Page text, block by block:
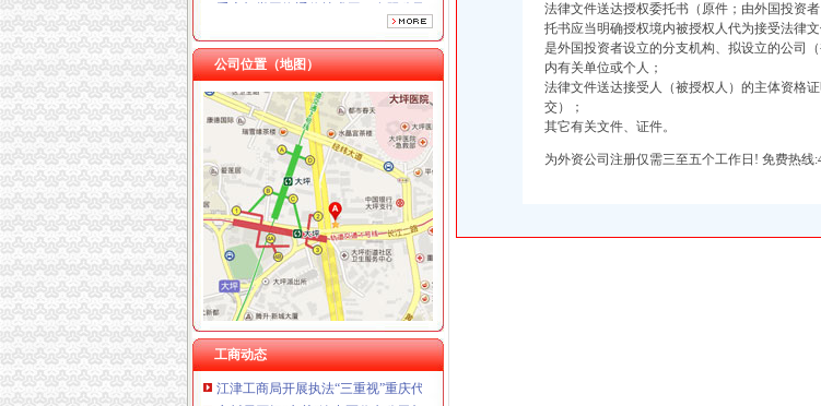
上海兆妩贸易有限公司重庆时代广场分公司 渝中 （工商注册）
杭州思锐贸易有限公司重庆分公司 渝中 （工商注册）
重庆百谷农业开发有限公司 渝中650万 （注册）
公司位置（地图）
工商动态
工商动态
江津局着力加非公有制经济的渝中区代办营业执照建工作
武隆局渝中区工商代办从七个方面着手认真落实温家宝总理重要批示
忠县行政审批服务大厅工商登记窗口获2005年度行政审批服务大厅综合考核第一名
江津局采取四项措施加春节市重庆代办营业执照场监管
南川个协积引导会员脱贫致富
垫江局渝中区代办公司五项措施化高危行业监管
双桥局重庆代办公司积宣十项便民服务措施
江津工商局开展执法“三重视”重庆代办公司活动
永川局严把“六关”渝中区代办公司加安全生产工作
法律文件送达授权委托书（原件；由外国投资
托书应当明确授权境内被授权人代为接受法律
是外国投资者设立的分支机构、拟设立的公司
内有关单位或个人；
法律文件送达接受人（被授权人）的主体资格
交）；
其它有关文件、证件。
为外资公司注册仅需三至五个工作日! 免费热线